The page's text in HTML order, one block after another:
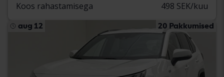
Koos rahastamisega 498 SEK/kuu
aug 12 20 Pakkumised